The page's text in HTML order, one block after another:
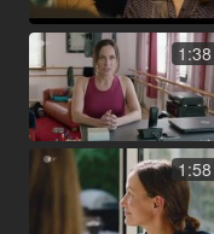
1:38
1:58